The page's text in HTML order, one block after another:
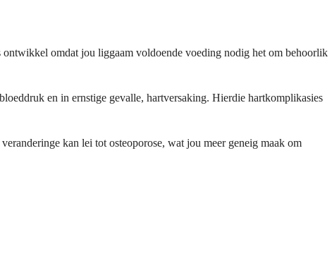
omdat jou liggaam voldoende voeding nodig het om behoorlik
en in ernstige gevalle, hartversaking. Hierdie hartkomplikasies
kan lei tot osteoporose, wat jou meer geneig maak om